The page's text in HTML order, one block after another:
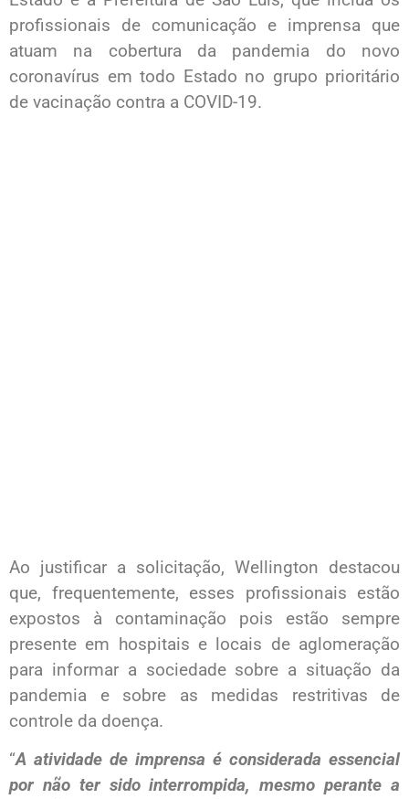
profissionais de comunicação e imprensa que
atuam na cobertura da pandemia do novo
coronavírus em todo Estado no grupo prioritário
de vacinação contra a COVID-19.
Ao justificar a solicitação, Wellington destacou
que, frequentemente, esses profissionais estão
expostos à contaminação pois estão sempre
presente em hospitais e locais de aglomeração
para informar a sociedade sobre a situação da
pandemia e sobre as medidas restritivas de
controle da doença.
“A atividade de imprensa é considerada essencial
por não ter sido interrompida, mesmo perante a